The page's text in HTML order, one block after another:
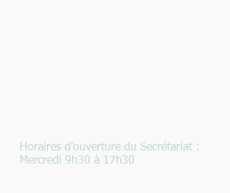
Horaires d'ouverture du Secrétariat :
Mercredi 9h30 à 17h30